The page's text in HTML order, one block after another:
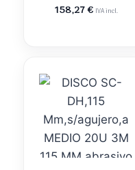
158,27€ IVA incl.